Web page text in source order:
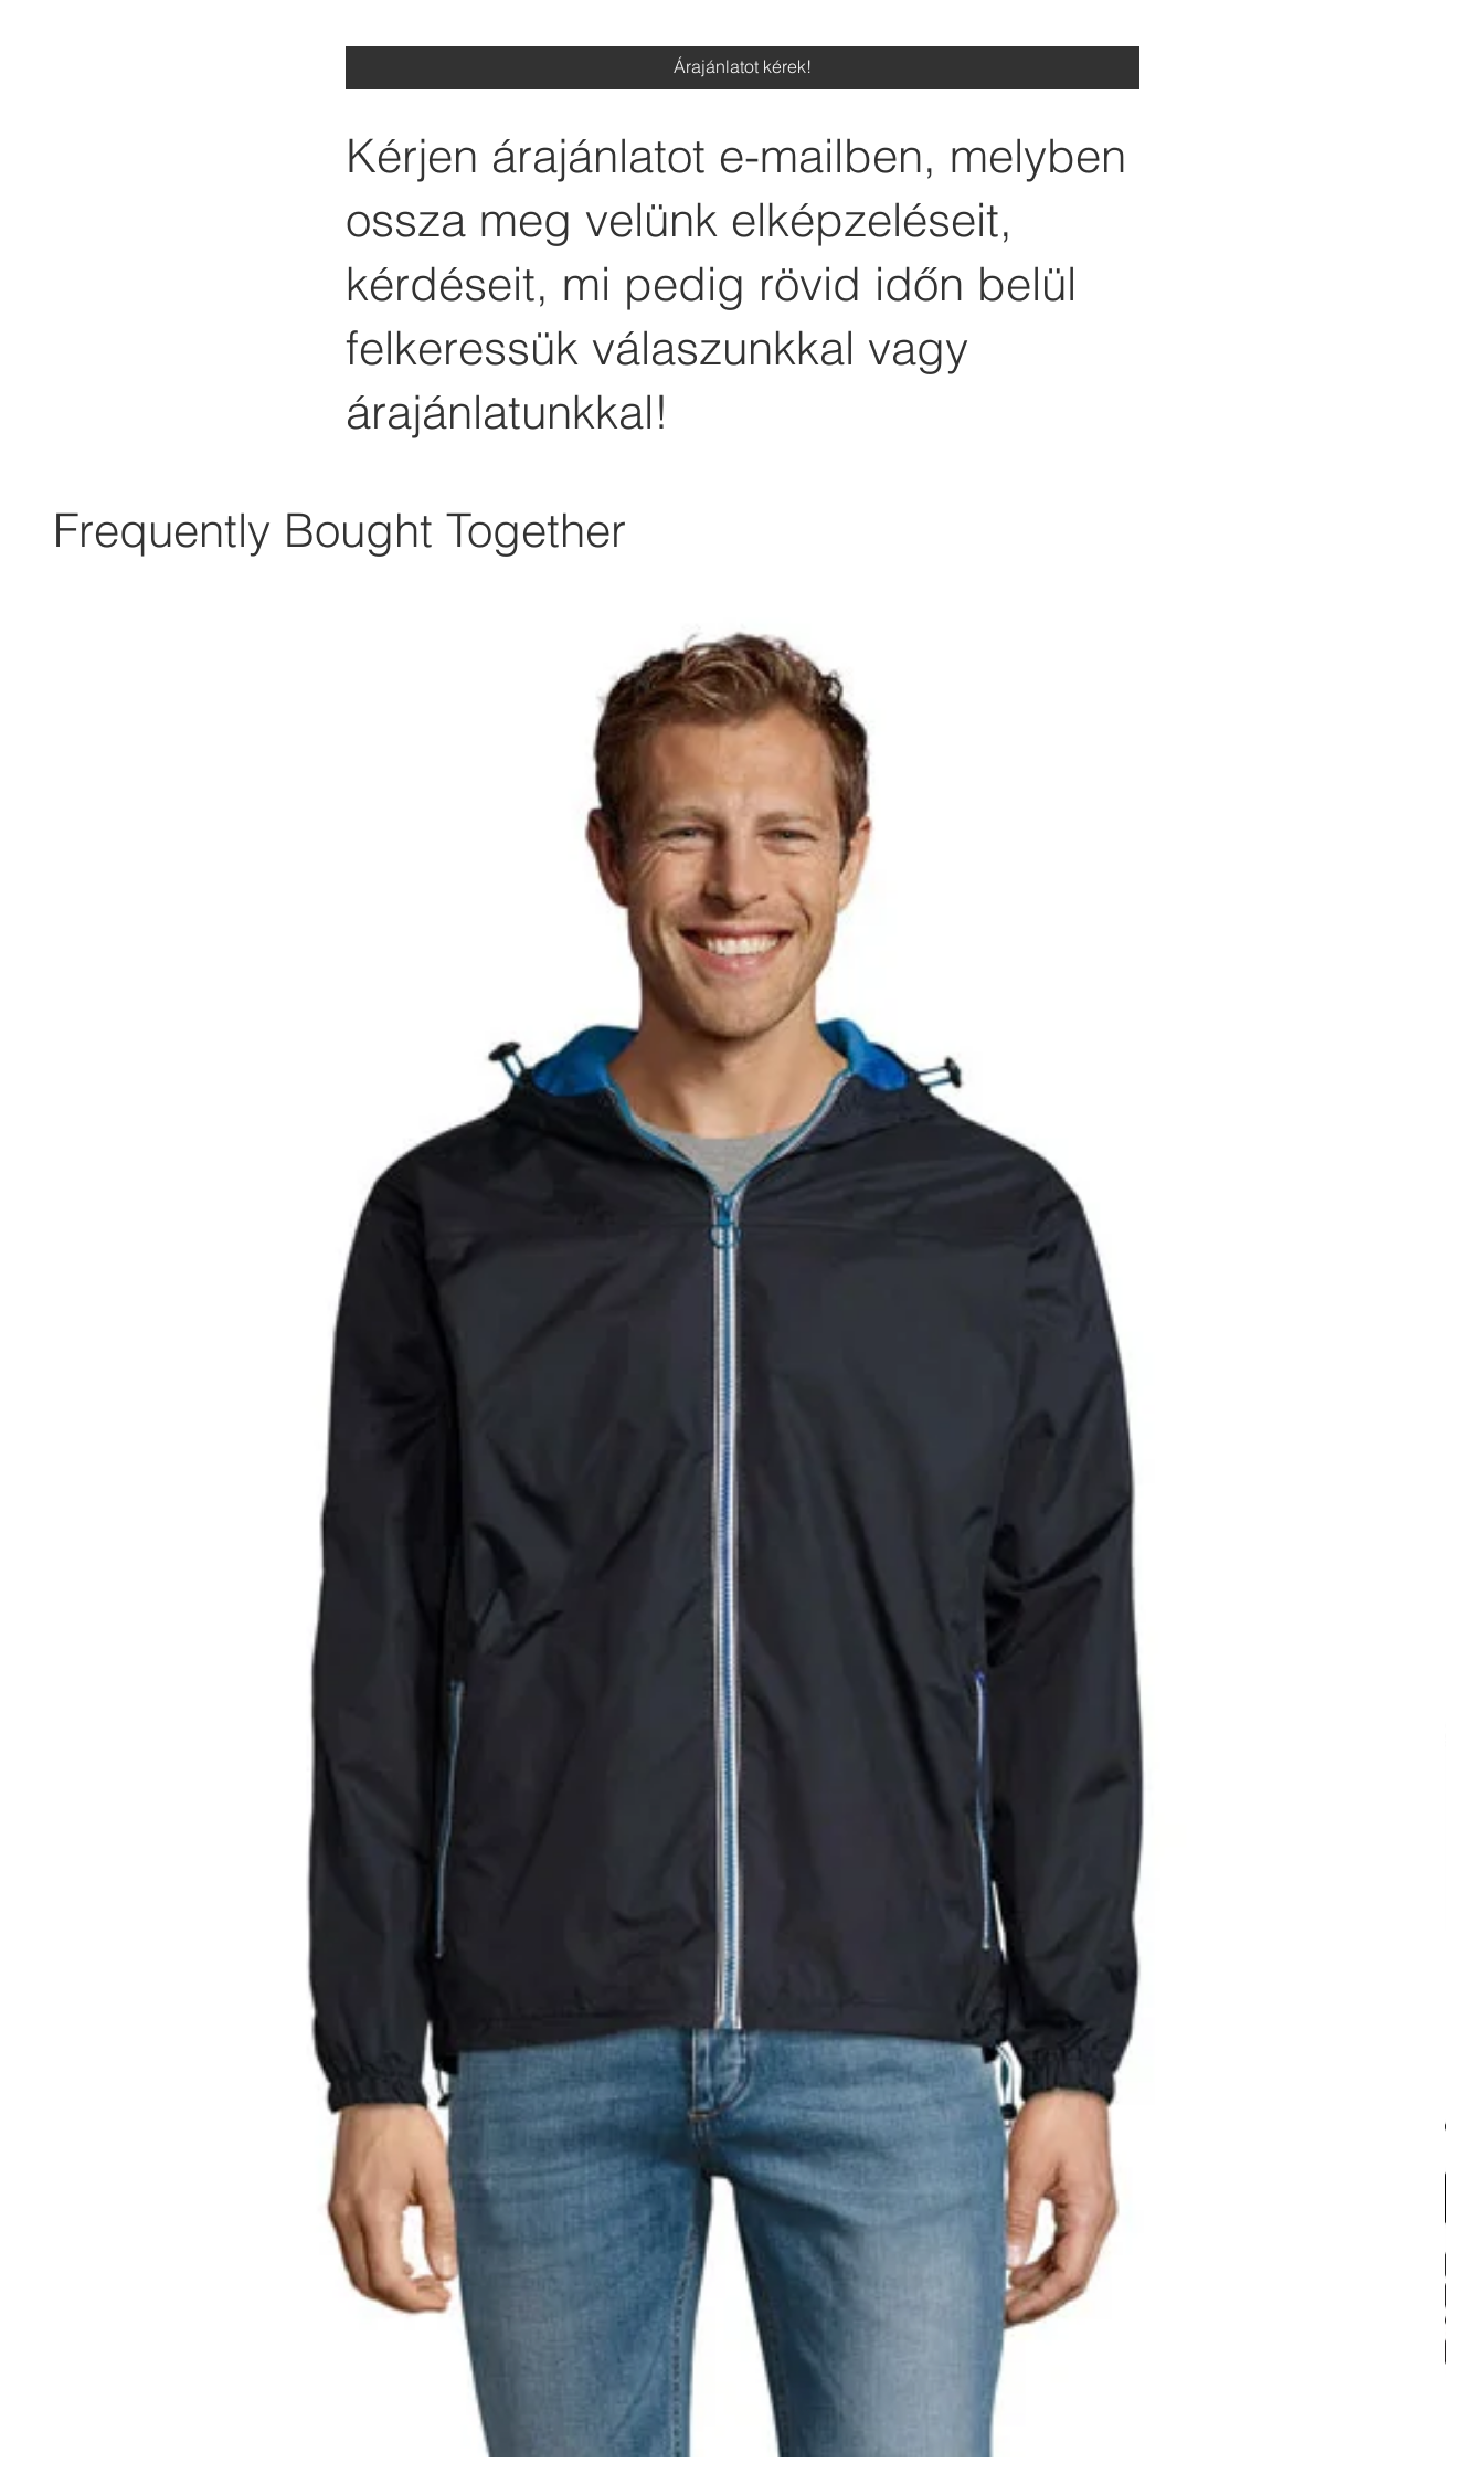
Árajánlatot kérek!
Kérjen árajánlatot e-mailben, melyben
ossza meg velünk elképzeléseit,
kérdéseit, mi pedig rövid időn belül
felkeressük válaszunkkal vagy
árajánlatunkkal!
Frequently Bought Together